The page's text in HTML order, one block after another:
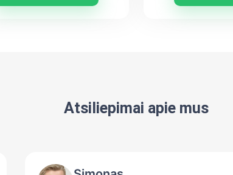
Atsiliepimai apie mus